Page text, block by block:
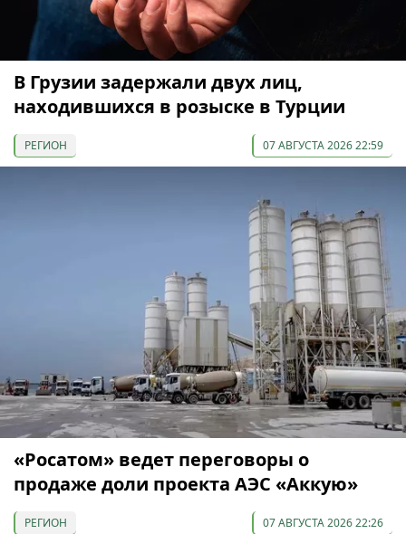
В Грузии задержали двух лиц,
находившихся в розыске в Турции
РЕГИОН 07 АВГУСТА 2026 22:59
«Росатом» ведет переговоры о
продаже доли проекта АЭС «Аккую»
РЕГИОН 07 АВГУСТА 2026 22:26